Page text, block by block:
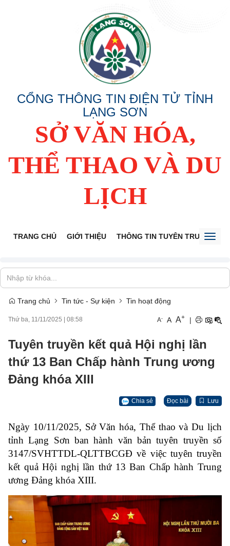
CỔNG THÔNG TIN ĐIỆN TỬ TỈNH
LẠNG SƠN
SỞ VĂN HÓA,
THỂ THAO VÀ DU
LỊCH
TRANG CHỦ GIỚI THIỆU THÔNG TIN TUYÊN TRUYỀN
Trang chủ Tin tức - Sự kiện Tin hoạt động
Thứ ba, 11/11/2025 08:58 A- A A+ |
Tuyên truyền kết quả Hội nghị lần
thứ 13 Ban Chấp hành Trung ương
Đảng khóa XIII
Chia sẻ Đọc bài Lưu
Ngày 10/11/2025, Sở Văn hóa, Thể thao và Du lịch
tỉnh Lạng Sơn ban hành văn bản tuyên truyền số
3147/SVHTTDL-QLTTBCGĐ về việc tuyên truyền
kết quả Hội nghị lần thứ 13 Ban Chấp hành Trung
ương Đảng khóa XIII.